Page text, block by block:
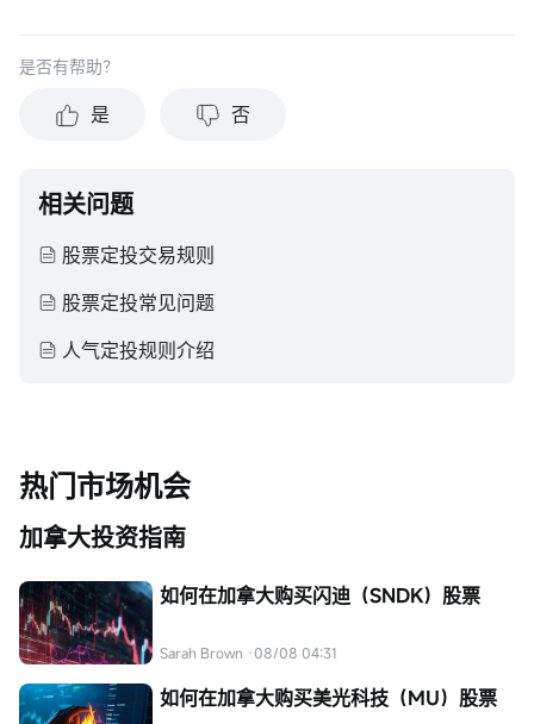
是否有帮助？
是 否
相关问题
股票定投交易规则
股票定投常见问题
人气定投规则介绍
热门市场机会
加拿大投资指南
如何在加拿大购买闪迪（SNDK）股票
Sarah Brown ·08/08 04:31
如何在加拿大购买美光科技（MU）股票